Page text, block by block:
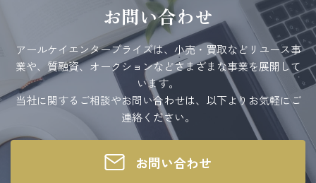
お問い合わせ
アールケイエンタープライズは、小売・買取などリユース事
業や、質融資、オークションなどさまざまな事業を展開して
います。
当社に関するご相談やお問い合わせは、以下よりお気軽にご
連絡ください。
お問い合わせ